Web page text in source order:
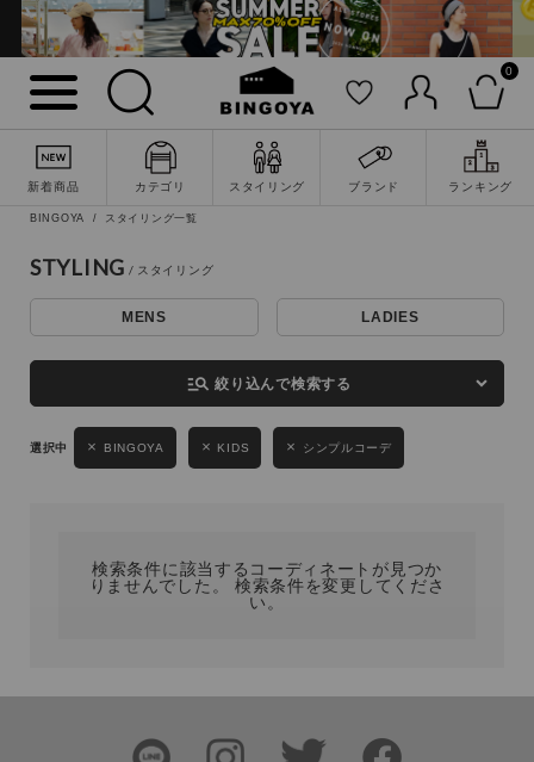
0
新着商品 カテゴリ スタイリング ブランド ランキング
詳細検索
BINGOYA スタイリング一覧
STYLING
MENS LADIES
manage_search 絞り込んで検索する
BINGOYA KIDS シンプルコーデ
検索条件に該当するコーディネートが見つか
りませんでした。 検索条件を変更してくださ
い。